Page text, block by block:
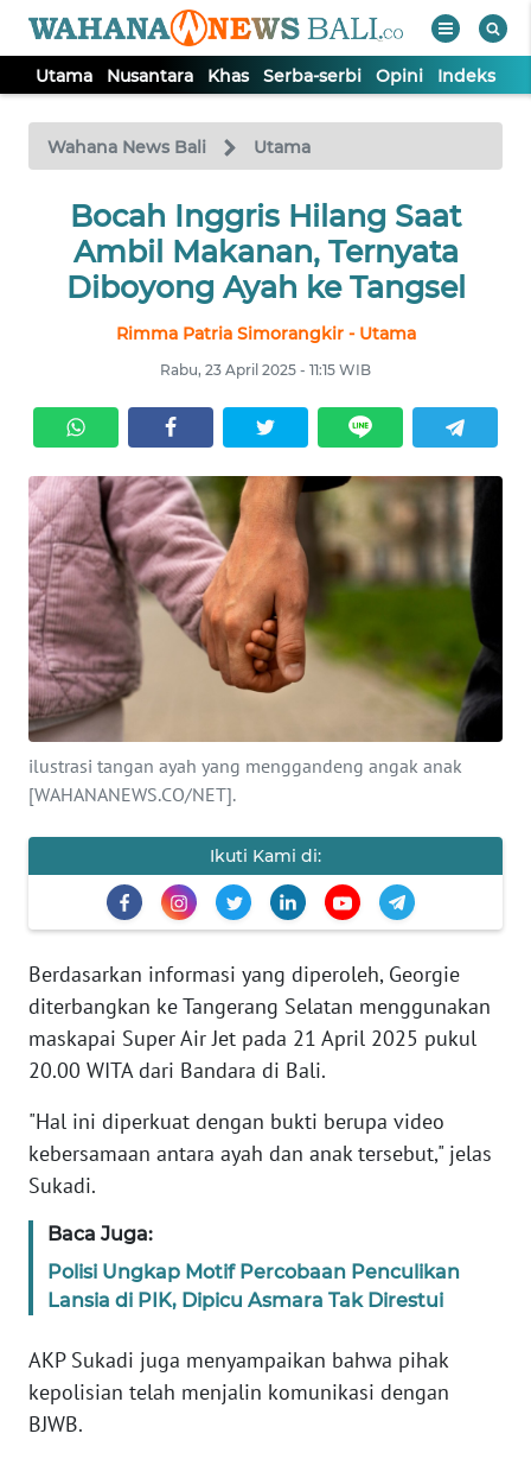
Utama Nusantara Khas Serba-serbi Opini Indeks
Wahana News Bali Utama
Bocah Inggris Hilang Saat
Ambil Makanan, Ternyata
Diboyong Ayah ke Tangsel
Rimma Patria Simorangkir - Utama
Rabu, 23 April 2025 - 11:15 WIB
ilustrasi tangan ayah yang menggandeng angak anak
[WAHANANEWS.CO/NET].
Ikuti Kami di:
Berdasarkan informasi yang diperoleh, Georgie
diterbangkan ke Tangerang Selatan menggunakan
maskapai Super Air Jet pada 21 April 2025 pukul
20.00 WITA dari Bandara di Bali.
"Hal ini diperkuat dengan bukti berupa video
kebersamaan antara ayah dan anak tersebut," jelas
Sukadi.
Baca Juga:
Polisi Ungkap Motif Percobaan Penculikan
Lansia di PIK, Dipicu Asmara Tak Direstui
AKP Sukadi juga menyampaikan bahwa pihak
kepolisian telah menjalin komunikasi dengan
BJWB.
TV
Tutup
UTAMA
NUSANTARA
SERBA-
SERBI
OPINI
Informasi
INDEKS
BERITA
KONTAK
KAMI
INFO
PEDOMAN
MEDIA
SIBER
REDAKSI
KARIR
Wahana
Regional
SUMUT